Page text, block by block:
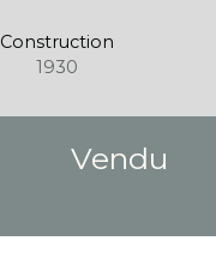
Construction
1930
Vendu